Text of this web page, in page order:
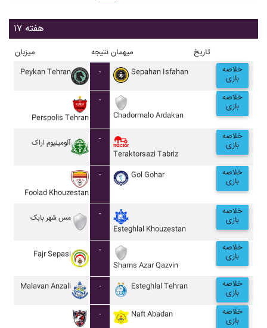
هفته ۱۷
میزبان نتیجه میهمان تاریخ
Peykan Tehran - Sepahan Isfahan خلاصه
بازی
Perspolis Tehran
-
Chadormalo Ardakan
خلاصه
بازی
آلومينيوم اراک
-
Teraktorsazi Tabriz
خلاصه
بازی
Foolad Khouzestan
- Gol Gohar خلاصه
بازی
مس شهر بابک
-
Esteghlal Khouzestan
خلاصه
بازی
Fajr Sepasi
-
Shams Azar Qazvin
خلاصه
بازی
Malavan Anzali - Esteghlal Tehran خلاصه
بازی
- Naft Abadan خلاصه
بازی